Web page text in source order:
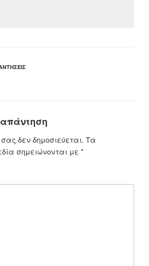
δεν δημοσιεύεται. Τα
σημειώνονται με *